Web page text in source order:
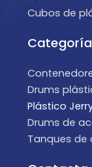
Cubos de
Drums
Plástico
Drums de
Tanques